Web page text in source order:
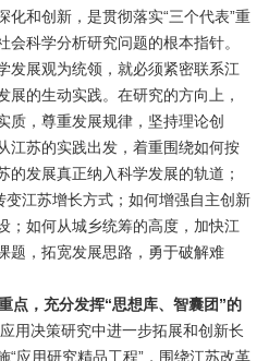
化和创新，是贯彻落实“三个代表”重
科学分析研究问题的根本指针。
发展观为统领，就必须紧密联系江
展的生动实践。在研究的方向上，
质，尊重发展规律，坚持理论创
江苏的实践出发，着重围绕如何按
的发展真正纳入科学发展的轨道；
变江苏增长方式；如何增强自主创新
；如何从城乡统筹的高度，加快江
题，拓宽发展思路，勇于破解难
点，充分发挥“思想库、智囊团”的
用决策研究中进一步拓展和创新长
“应用研究精品工程”，围绕江苏改革